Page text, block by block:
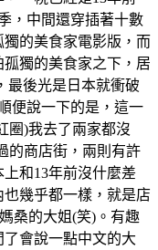
，中間還穿插著十數
的美食家電影版，而
獨的美食家之下，居
最後光是日本就衝破
便說一下的是，這一
圈)我去了兩家都沒
的商店街，兩則有許
和13年前沒什麼差
幾乎都一樣，就是店
桑的大姐(笑)。有趣
會說一點中文的大